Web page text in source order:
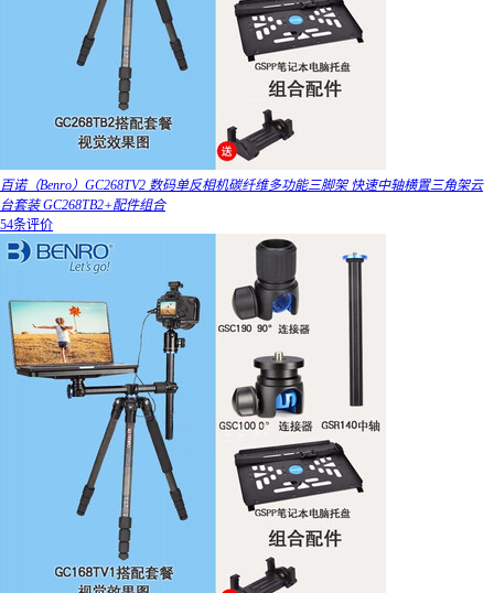
百诺（Benro）GC268TV2 数码单反相机碳纤维多功能三脚架 快速中轴横置三角架云
台套装 GC268TB2+配件组合
54条评价